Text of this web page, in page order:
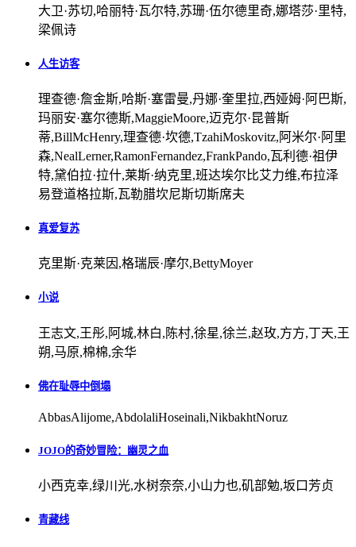
大卫·苏切,哈丽特·瓦尔特,苏珊·伍尔德里奇,娜塔莎·里特,
梁佩诗
人生访客
理查德·詹金斯,哈斯·塞雷曼,丹娜·奎里拉,西娅姆·阿巴斯,
玛丽安·塞尔德斯,MaggieMoore,迈克尔·昆普斯
蒂,BillMcHenry,理查德·坎德,TzahiMoskovitz,阿米尔·阿里
森,NealLerner,RamonFernandez,FrankPando,瓦利德·祖伊
特,黛伯拉·拉什,莱斯·纳克里,班达埃尔比艾力维,布拉泽
易登道格拉斯,瓦勒腊坎尼斯切斯席夫
真爱复苏
克里斯·克莱因,格瑞辰·摩尔,BettyMoyer
小说
王志文,王彤,阿城,林白,陈村,徐星,徐兰,赵玫,方方,丁天,王
朔,马原,棉棉,余华
佛在耻辱中倒塌
AbbasAlijome,AbdolaliHoseinali,NikbakhtNoruz
JOJO的奇妙冒险：幽灵之血
小西克幸,绿川光,水树奈奈,小山力也,矶部勉,坂口芳贞
青藏线